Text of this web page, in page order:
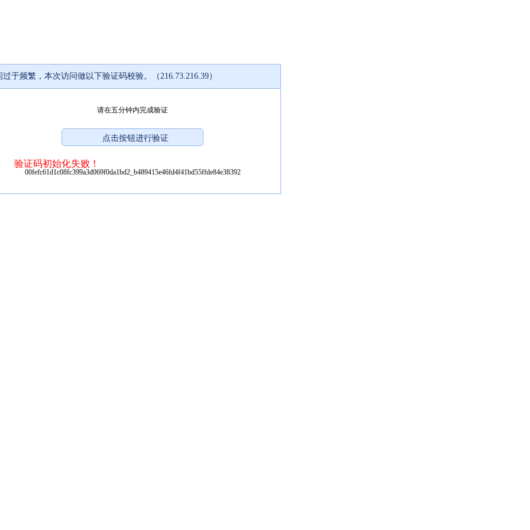
过于频繁，本次访问做以下验证码校验。（216.73.216.39）
请在五分钟内完成验证
验证码初始化失败！
00fefc61d1c08fc399a3d069f0da1bd2_b489415e46fd4f41bd55ffde84e38392